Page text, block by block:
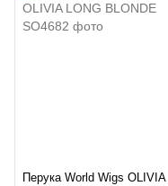
Перука World Wigs OLIVIA